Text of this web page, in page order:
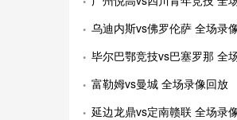
乌迪内斯vs佛罗伦萨 全场录
毕尔巴鄂竞技vs巴塞罗那 全
富勒姆vs曼城 全场录像回放
延边龙鼎vs定南赣联 全场录